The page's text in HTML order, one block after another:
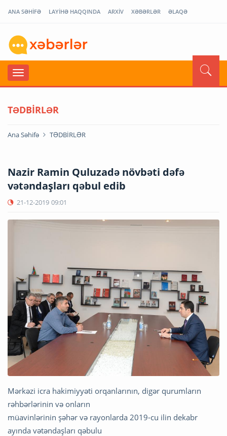
ANA SƏHİFƏ LAYİHƏ HAQQINDA ARXİV XƏBƏRLƏR ƏLAQƏ
TƏDBİRLƏR
Ana Səhifə TƏDBİRLƏR
Nazir Ramin Quluzadə növbəti dəfə
vətəndaşları qəbul edib
21-12-2019 09:01
Mərkəzi icra hakimiyyəti orqanlarının, digər qurumların
rəhbərlərinin və onların
müavinlərinin şəhər və rayonlarda 2019-cu ilin dekabr
ayında vətəndaşları qəbulu